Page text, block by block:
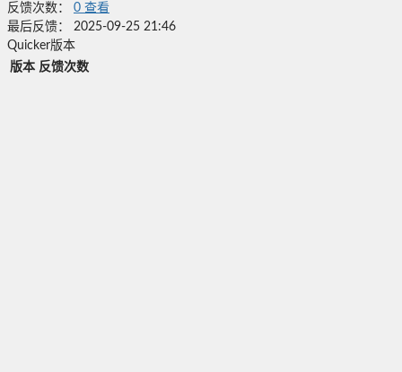
反馈次数：
0 查看
最后反馈：
2025-09-25 21:46
Quicker版本
版本 反馈次数